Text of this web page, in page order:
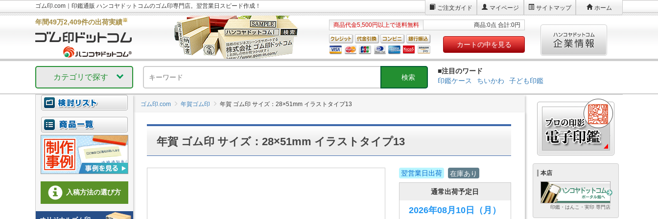
ゴム印.com｜印鑑通販 ハンコヤドットコムのゴム印専門店。翌営業日スピード作成！ ご注文ガイド マイページ サイトマップ ホーム
年間49万2,409件の出荷実績※
商品代金5,500円以上で送料無料 商品:0点 合計:0円
カートの中を見る
カテゴリで探す
■注目のワード
印鑑ケース
ちいかわ 子ども印鑑
ゴム印.com 年賀ゴム印 年賀 ゴム印 サイズ：28×51mm イラストタイプ13
年賀 ゴム印 サイズ：28×51mm イラストタイプ13
翌営業日出荷 在庫あり
通常出荷予定日
2026年08月10日 （月）
入稿方法の選び方
本店
印鑑・はんこ・実印 専門店